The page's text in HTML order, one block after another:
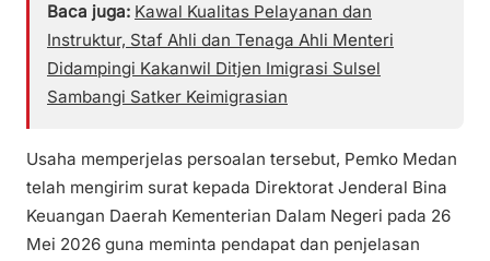
Baca juga: Kawal Kualitas Pelayanan dan
Instruktur, Staf Ahli dan Tenaga Ahli Menteri
Didampingi Kakanwil Ditjen Imigrasi Sulsel
Sambangi Satker Keimigrasian
Usaha memperjelas persoalan tersebut, Pemko Medan
telah mengirim surat kepada Direktorat Jenderal Bina
Keuangan Daerah Kementerian Dalam Negeri pada 26
Mei 2026 guna meminta pendapat dan penjelasan